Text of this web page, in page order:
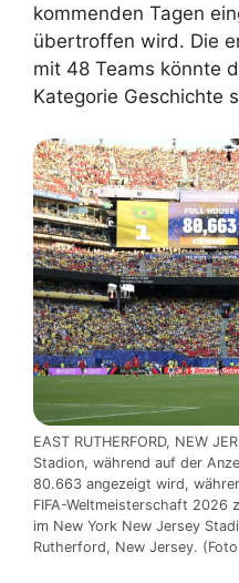
kommenden Tagen
übertroffen wird. Die
mit 48 Teams könnte
Kategorie Geschichte
EAST RUTHERFORD, NEW
Stadion, während auf der
80.663 angezeigt wird,
FIFA-Weltmeisterschaft 2026
im New York New Jersey
Rutherford, New Jersey.